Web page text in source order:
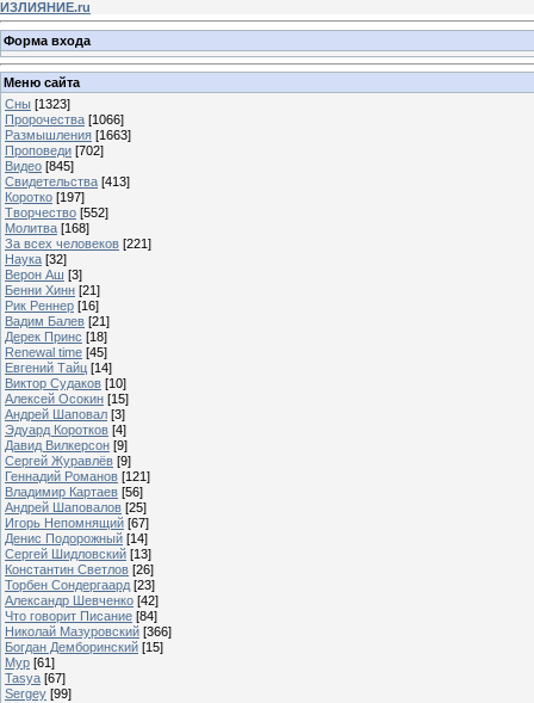
ИЗЛИЯНИЕ.ru
Форма входа
Меню сайта
Сны [1323]
Пророчества [1066]
Размышления [1663]
Проповеди [702]
Видео [845]
Свидетельства [413]
Коротко [197]
Творчество [552]
Молитва [168]
За всех человеков [221]
Наука [32]
Верон Аш [3]
Бенни Хинн [21]
Рик Реннер [16]
Вадим Балев [21]
Дерек Принс [18]
Renewal time [45]
Евгений Тайц [14]
Виктор Судаков [10]
Алексей Осокин [15]
Андрей Шаповал [3]
Эдуард Коротков [4]
Давид Вилкерсон [9]
Сергей Журавлёв [9]
Геннадий Романов [121]
Владимир Картаев [56]
Андрей Шаповалов [25]
Игорь Непомнящий [67]
Денис Подорожный [14]
Сергей Шидловский [13]
Константин Светлов [26]
Торбен Сондергаард [23]
Александр Шевченко [42]
Что говорит Писание [84]
Николай Мазуровский [366]
Богдан Демборинский [15]
Мур [61]
Tasya [67]
Sergey [99]